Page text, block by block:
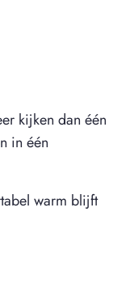
kijken dan één
in één
warm blijft